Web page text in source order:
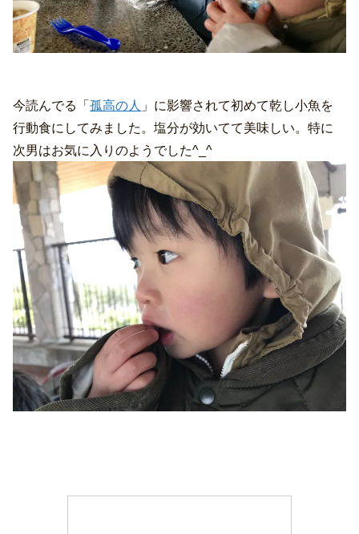
今読んでる「孤高の人 」に影響されて初めて乾し小魚を
行動食にしてみました。塩分が効いてて美味しい。特に
次男はお気に入りのようでした^_^